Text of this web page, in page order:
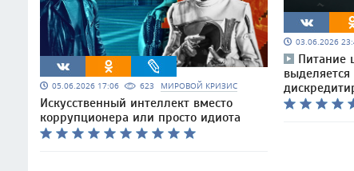
05.06.2026 17:06 623 МИРОВОЙ КРИЗИС
Искусственный интеллект вместо
коррупционера или просто идиота
03.06.2026
Питание
выделяется